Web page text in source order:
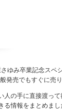
ゆみ卒業記念スペ
売でもすぐに売
の手に直接渡って
情報をまとめまし